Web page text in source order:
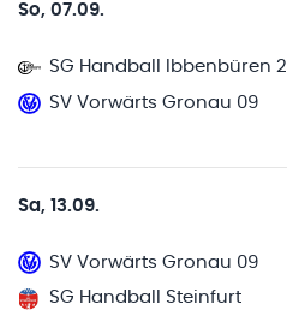
So, 07.09.
SG Handball Ibbenbüren 2
SV Vorwärts Gronau 09
Sa, 13.09.
SV Vorwärts Gronau 09
SG Handball Steinfurt